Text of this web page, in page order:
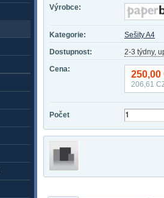
Výrobce:
Kategorie:
Sešity A4
Dostupnost:
2-3 týdny,
Cena:
250,00
206,61
Počet